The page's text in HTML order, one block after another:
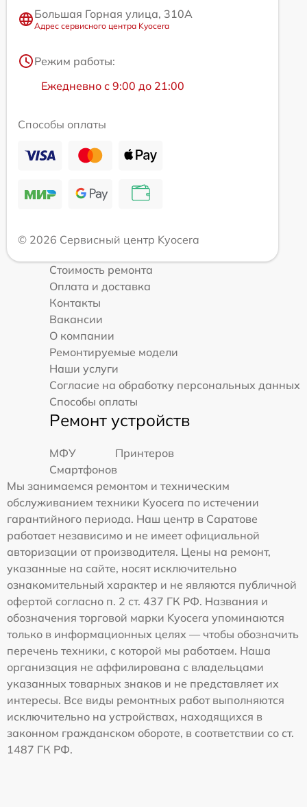
Большая Горная улица, 310А
Адрес сервисного центра Kyocera
Режим работы:
Ежедневно с 9:00 до 21:00
Способы оплаты
© 2026 Сервисный центр Kyocera
Стоимость ремонта
Оплата и доставка
Контакты
Вакансии
О компании
Ремонтируемые модели
Наши услуги
Согласие на обработку персональных данных
Способы оплаты
Ремонт устройств
МФУ
Принтеров
Смартфонов
Мы занимаемся ремонтом и техническим
обслуживанием техники Kyocera по истечении
гарантийного периода. Наш центр в Саратове
работает независимо и не имеет официальной
авторизации от производителя. Цены на ремонт,
указанные на сайте, носят исключительно
ознакомительный характер и не являются публичной
офертой согласно п. 2 ст. 437 ГК РФ. Названия и
обозначения торговой марки Kyocera упоминаются
только в информационных целях — чтобы обозначить
перечень техники, с которой мы работаем. Наша
организация не аффилирована с владельцами
указанных товарных знаков и не представляет их
интересы. Все виды ремонтных работ выполняются
исключительно на устройствах, находящихся в
законном гражданском обороте, в соответствии со ст.
1487 ГК РФ.